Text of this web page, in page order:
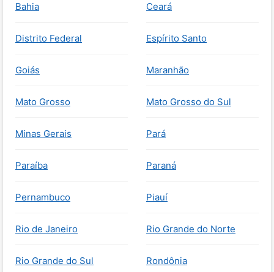
Bahia Ceará
Distrito Federal Espírito Santo
Goiás Maranhão
Mato Grosso Mato Grosso do Sul
Minas Gerais Pará
Paraíba Paraná
Pernambuco Piauí
Rio de Janeiro Rio Grande do Norte
Rio Grande do Sul Rondônia